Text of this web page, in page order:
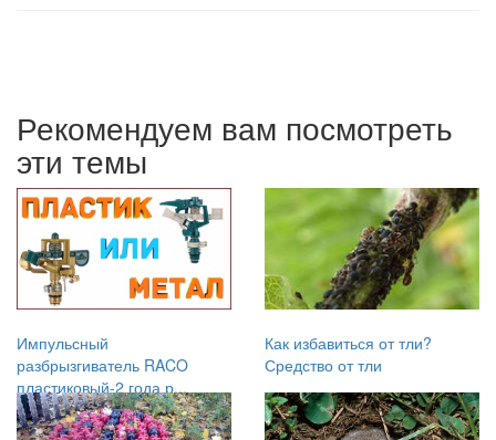
Рекомендуем вам посмотреть
эти темы
Импульсный
разбрызгиватель RACO
пластиковый-2 года р...
Как избавиться от тли?
Средство от тли